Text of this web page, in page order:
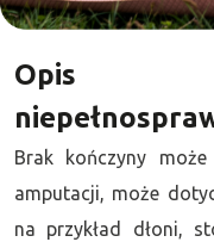
Opis
Brak kończyny
amputacji, może
na przykład dłoni,